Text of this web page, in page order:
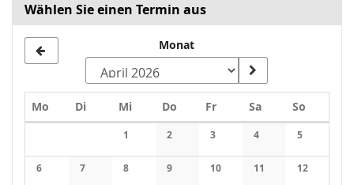
Wählen Sie einen Termin aus
Monat
Mo Montag
DiDienstag
MiMittwoch
Do Donnerstag
FrFreitagSaSamstag
So
1
Keine Veranstaltungen
2
Keine Veranstaltungen
3
Keine Veranstaltungen
4
Keine
5
Keine
6 7 8 9 10 11 12